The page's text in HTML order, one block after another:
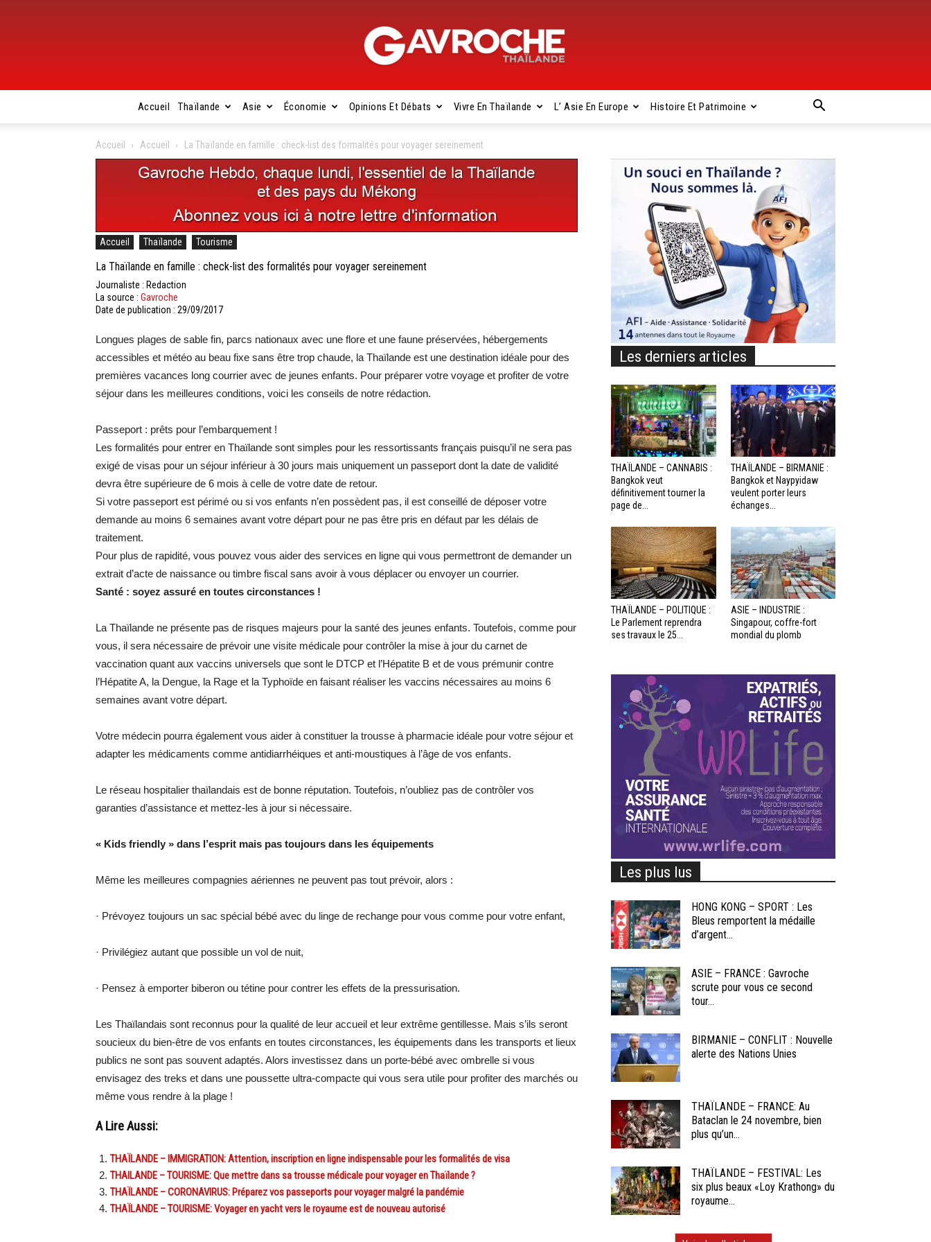
Gavroche
Accueil Thaïlande Asie Économie Opinions Et Débats Vivre En Thaïlande L’ Asie En Europe Histoire Et Patrimoine
Accueil Accueil La Thaïlande en famille : check-list des formalités pour voyager sereinement
Accueil Thaïlande Tourisme
La Thaïlande en famille : check-list des formalités pour voyager sereinement
Journaliste : Redaction
La source : Gavroche
Date de publication : 29/09/2017
Longues plages de sable fin, parcs nationaux avec une flore et une faune préservées, hébergements
accessibles et météo au beau fixe sans être trop chaude, la Thaïlande est une destination idéale pour des
premières vacances long courrier avec de jeunes enfants. Pour préparer votre voyage et profiter de votre
séjour dans les meilleures conditions, voici les conseils de notre rédaction.
Passeport : prêts pour l’embarquement !
Les formalités pour entrer en Thaïlande sont simples pour les ressortissants français puisqu’il ne sera pas
exigé de visas pour un séjour inférieur à 30 jours mais uniquement un passeport dont la date de validité
devra être supérieure de 6 mois à celle de votre date de retour.
Si votre passeport est périmé ou si vos enfants n’en possèdent pas, il est conseillé de déposer votre
demande au moins 6 semaines avant votre départ pour ne pas être pris en défaut par les délais de
traitement.
Pour plus de rapidité, vous pouvez vous aider des services en ligne qui vous permettront de demander un
extrait d’acte de naissance ou timbre fiscal sans avoir à vous déplacer ou envoyer un courrier.
Santé : soyez assuré en toutes circonstances !
La Thaïlande ne présente pas de risques majeurs pour la santé des jeunes enfants. Toutefois, comme pour
vous, il sera nécessaire de prévoir une visite médicale pour contrôler la mise à jour du carnet de
vaccination quant aux vaccins universels que sont le DTCP et l’Hépatite B et de vous prémunir contre
l’Hépatite A, la Dengue, la Rage et la Typhoïde en faisant réaliser les vaccins nécessaires au moins 6
semaines avant votre départ.
Votre médecin pourra également vous aider à constituer la trousse à pharmacie idéale pour votre séjour et
adapter les médicaments comme antidiarrhéiques et anti-moustiques à l’âge de vos enfants.
Le réseau hospitalier thaïlandais est de bonne réputation. Toutefois, n’oubliez pas de contrôler vos
garanties d’assistance et mettez-les à jour si nécessaire.
« Kids friendly » dans l’esprit mais pas toujours dans les équipements
Même les meilleures compagnies aériennes ne peuvent pas tout prévoir, alors :
· Prévoyez toujours un sac spécial bébé avec du linge de rechange pour vous comme pour votre enfant,
· Privilégiez autant que possible un vol de nuit,
· Pensez à emporter biberon ou tétine pour contrer les effets de la pressurisation.
Les Thaïlandais sont reconnus pour la qualité de leur accueil et leur extrême gentillesse. Mais s’ils seront
soucieux du bien-être de vos enfants en toutes circonstances, les équipements dans les transports et lieux
publics ne sont pas souvent adaptés. Alors investissez dans un porte-bébé avec ombrelle si vous
envisagez des treks et dans une poussette ultra-compacte qui vous sera utile pour profiter des marchés ou
même vous rendre à la plage !
A Lire Aussi:
THAÏLANDE – IMMIGRATION: Attention, inscription en ligne indispensable pour les formalités de visa
THAILANDE – TOURISME: Que mettre dans sa trousse médicale pour voyager en Thaïlande ?
THAÏLANDE – CORONAVIRUS: Préparez vos passeports pour voyager malgré la pandémie
THAÏLANDE – TOURISME: Voyager en yacht vers le royaume est de nouveau autorisé
Les derniers articles
THAÏLANDE – CANNABIS :
Bangkok veut
définitivement tourner la
page de...
THAÏLANDE – BIRMANIE :
Bangkok et Naypyidaw
veulent porter leurs
échanges...
THAÏLANDE – POLITIQUE :
Le Parlement reprendra
ses travaux le 25...
ASIE – INDUSTRIE :
Singapour, coffre-fort
mondial du plomb
Les plus lus
HONG KONG – SPORT : Les
Bleus remportent la médaille
d’argent...
ASIE – FRANCE : Gavroche
scrute pour vous ce second
tour...
BIRMANIE – CONFLIT : Nouvelle
alerte des Nations Unies
THAÏLANDE – FRANCE: Au
Bataclan le 24 novembre, bien
plus qu’un...
THAÏLANDE – FESTIVAL: Les
six plus beaux «Loy Krathong» du
royaume...